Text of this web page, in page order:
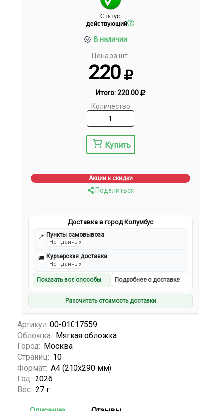
Статус:
действующий
В наличии
Цена за шт.
220
Итого:220.00
Количество
Купить
Акции и скидки
Поделиться
Доставка в город Колумбус
📍 Пункты самовывоза
Нет данных
🚚 Курьерская доставка
Нет данных
Показать все способы Подробнее о доставке
Рассчитать стоимость доставки
Артикул: 00-01017559
Обложка: Мягкая обложка
Город: Москва
Страниц: 10
Формат: А4 (210x290 мм)
Год: 2026
Вес: 27 г